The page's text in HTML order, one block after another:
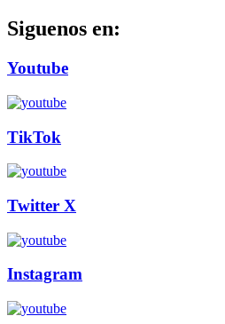
Siguenos en:
Youtube
TikTok
Twitter X
Instagram